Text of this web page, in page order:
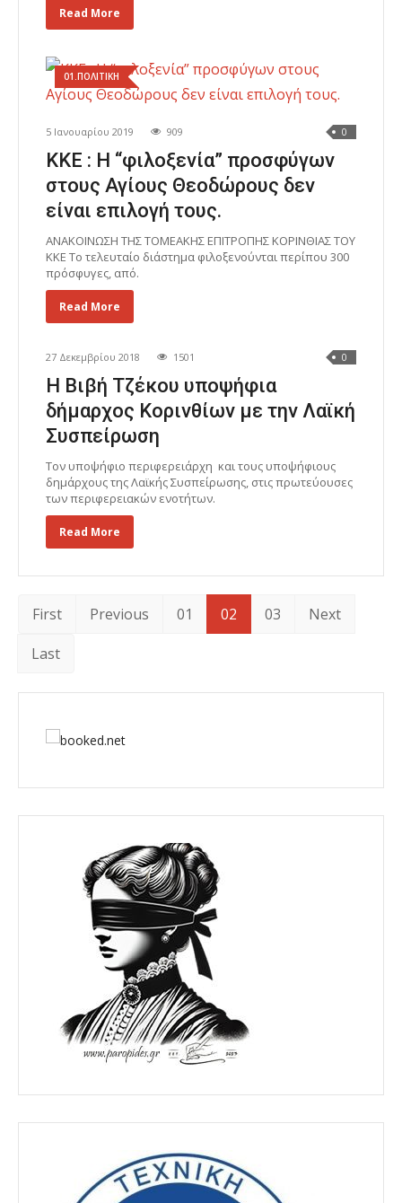
Read More
01.ΠΟΛΙΤΙΚΗ
5 Ιανουαρίου 2019 909 0
ΚΚΕ : Η “φιλοξενία” προσφύγων
στους Αγίους Θεοδώρους δεν
είναι επιλογή τους.
ΑΝΑΚΟΙΝΩΣΗ ΤΗΣ ΤΟΜΕΑΚΗΣ ΕΠΙΤΡΟΠΗΣ ΚΟΡΙΝΘΙΑΣ ΤΟΥ
ΚΚΕ Το τελευταίο διάστημα φιλοξενούνται περίπου 300
πρόσφυγες, από.
Read More
27 Δεκεμβρίου 2018 1501 0
Η Βιβή Τζέκου υποψήφια
δήμαρχος Κορινθίων με την Λαϊκή
Συσπείρωση
Τον υποψήφιο περιφερειάρχη και τους υποψήφιους
δημάρχους της Λαϊκής Συσπείρωσης, στις πρωτεύουσες
των περιφερειακών ενοτήτων.
Read More
First Previous 01 02 03
Next
Last